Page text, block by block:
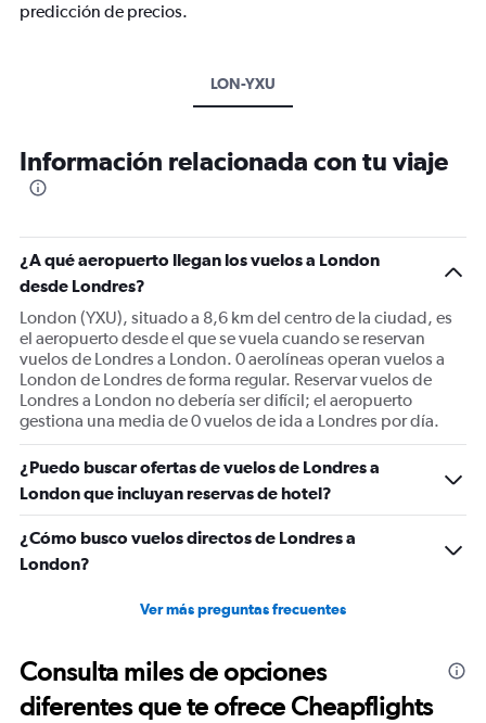
predicción de precios.
LON-YXU
Información relacionada con tu viaje
¿A qué aeropuerto llegan los vuelos a London
desde Londres?
London (YXU), situado a 8,6 km del centro de la ciudad, es
el aeropuerto desde el que se vuela cuando se reservan
vuelos de Londres a London. 0 aerolíneas operan vuelos a
London de Londres de forma regular. Reservar vuelos de
Londres a London no debería ser difícil; el aeropuerto
gestiona una media de 0 vuelos de ida a Londres por día.
¿Puedo buscar ofertas de vuelos de Londres a
London que incluyan reservas de hotel?
¿Cómo busco vuelos directos de Londres a
London?
Ver más preguntas frecuentes
Consulta miles de opciones
diferentes que te ofrece Cheapflights